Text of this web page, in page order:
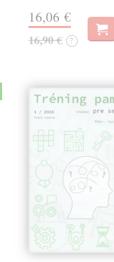
16,06 €
16,90 € ?